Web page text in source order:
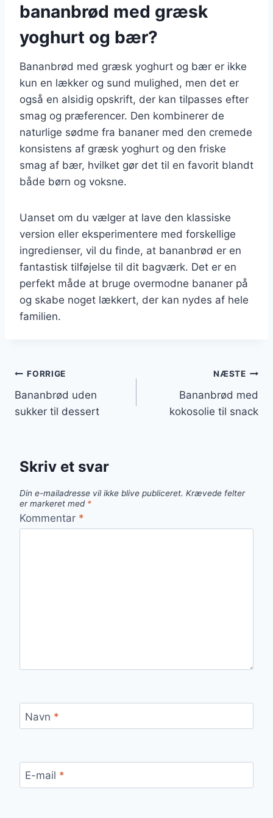
bananbrød med græsk
yoghurt og bær?
Bananbrød med græsk yoghurt og bær er ikke
kun en lækker og sund mulighed, men det er
også en alsidig opskrift, der kan tilpasses efter
smag og præferencer. Den kombinerer de
naturlige sødme fra bananer med den cremede
konsistens af græsk yoghurt og den friske
smag af bær, hvilket gør det til en favorit blandt
både børn og voksne.
Uanset om du vælger at lave den klassiske
version eller eksperimentere med forskellige
ingredienser, vil du finde, at bananbrød er en
fantastisk tilføjelse til dit bagværk. Det er en
perfekt måde at bruge overmodne bananer på
og skabe noget lækkert, der kan nydes af hele
familien.
Indlægsnavigation
FORRIGE
Bananbrød uden
sukker til dessert
NÆSTE
Bananbrød med
kokosolie til snack
Skriv et svar
Din e-mailadresse vil ikke blive publiceret. Krævede felter
er markeret med *
Kommentar *
Navn *
E-mail *